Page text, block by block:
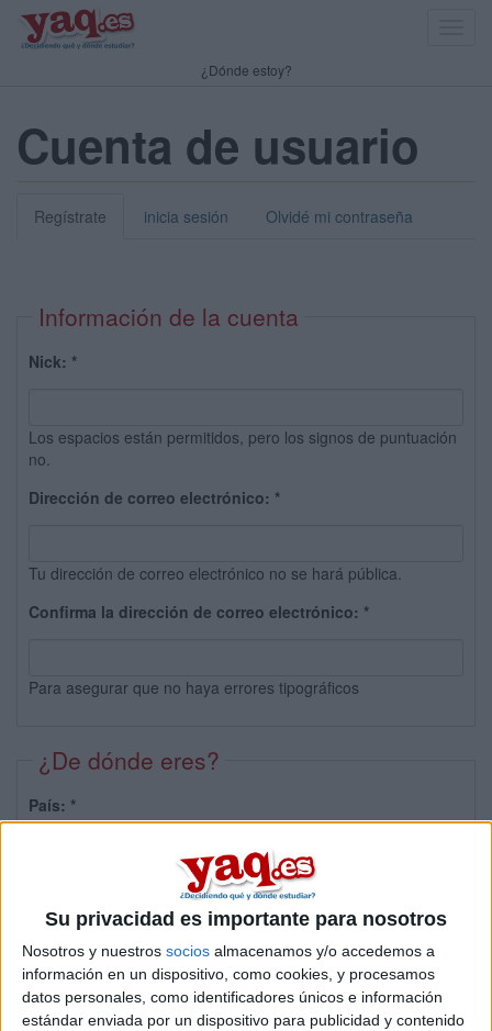
Su privacidad es importante para nosotros
Nosotros y nuestros socios almacenamos y/o accedemos a
información en un dispositivo, como cookies, y procesamos
datos personales, como identificadores únicos e información
estándar enviada por un dispositivo para publicidad y contenido
¿Dónde estoy?
Cuenta de usuario
Regístrate inicia sesión Olvidé mi contraseña
Información de la cuenta
Nick: *
Los espacios están permitidos, pero los signos de puntuación
no.
Dirección de correo electrónico: *
Tu dirección de correo electrónico no se hará pública.
Confirma la dirección de correo electrónico: *
Para asegurar que no haya errores tipográficos
¿De dónde eres?
País: *
Sobre ti